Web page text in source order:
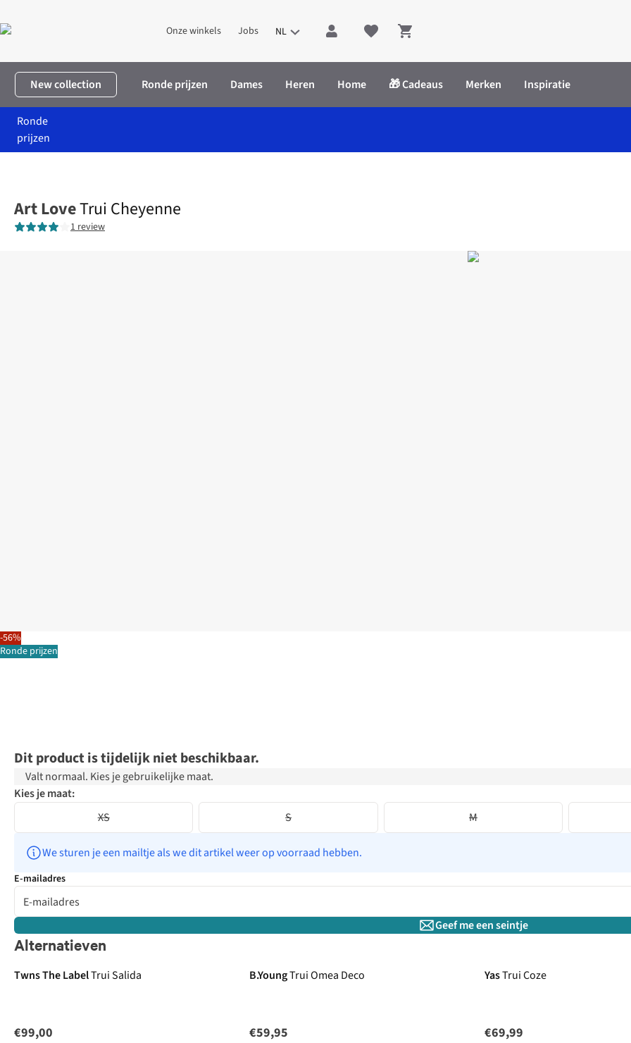
Onze winkels Jobs NL Shopping cart
New collection Ronde prijzen Dames Heren Home 🎁 Cadeaus Merken Inspiratie
Ronde
prijzen
-56%
Ronde prijzen
Art LoveTrui Cheyenne
1 review
Dit product is tijdelijk niet beschikbaar.
Valt normaal. Kies je gebruikelijke maat.
Kies je maat:
XS
S M
We sturen je een mailtje als we dit artikel weer op voorraad hebben.
E-mailadres
Geef me een seintje
Alternatieven
Just arrived
Twns The LabelTrui Salida
€99,00
B.YoungTrui Omea Deco
€59,95
YasTrui Coze
€69,99